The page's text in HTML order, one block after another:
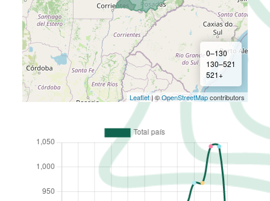
0–130
130–521
521+
Leaflet| ©OpenStreetMapcontributors